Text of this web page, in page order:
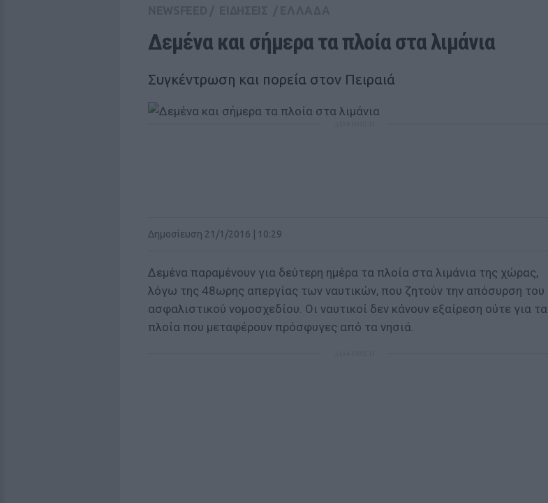
Δεμένα και σήμερα τα πλοία στα λιμάνια
Συγκέντρωση και πορεία στον Πειραιά
Δημοσίευση 21/1/2016 | 10:29
Δεμένα παραμένουν για δεύτερη ημέρα τα πλοία στα λιμάνια της χώρας,
λόγω της 48ωρης απεργίας των ναυτικών, που ζητούν την απόσυρση του
ασφαλιστικού νομοσχεδίου. Οι ναυτικοί δεν κάνουν εξαίρεση ούτε για τα
πλοία που μεταφέρουν πρόσφυγες από τα νησιά.